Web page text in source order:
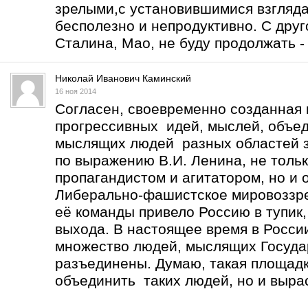
зрелыми,с установившимися
бесполезно и непродуктивно. С
Сталина, Мао, не буду продолжать -
Николай Иванович Каминский
16 ноя 2014
Согласен, своевременно
прогрессивных идей, мыслей,
мыслящих людей разных областей
по выражению В.И. Ленина, не
пропагандистом и агитатором, но и
Либерально-фашистское
её команды привело Россию в
выхода. В настоящее время в
множество людей, мыслящих
разъединены. Думаю, такая
объединить таких людей, но и